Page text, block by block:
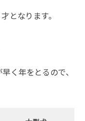
となります。
く年をとるので、